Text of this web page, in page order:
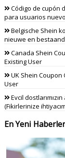
Código de cupón
para usuarios
Belgische Shein
nieuwe en
Canada Shein
Existing User
UK Shein Coupon
User
Evcil
(Fikirlerinize
En Yeni Haberler